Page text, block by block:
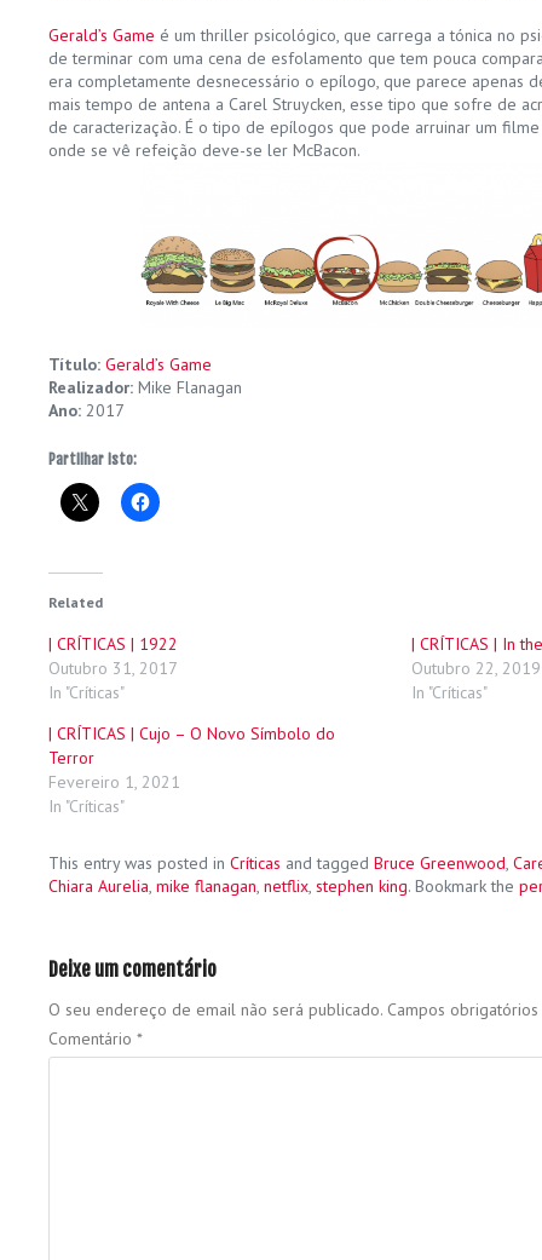
Gerald’s Game é um thriller psicológico, que carrega a tónica no
de terminar com uma cena de esfolamento que tem pouca
era completamente desnecessário o epílogo, que parece apenas
mais tempo de antena a Carel Struycken, esse tipo que sofre de
de caracterização. É o tipo de epílogos que pode arruinar um
onde se vê refeição deve-se ler McBacon.
Título: Gerald’s Game
Realizador: Mike Flanagan
Ano: 2017
Partilhar isto:
Related
| CRÍTICAS | 1922
Outubro 31, 2017
In "Críticas"
| CRÍTICAS | In
Outubro 22, 2019
In "Críticas"
| CRÍTICAS | Cujo – O Novo Símbolo do
Terror
Fevereiro 1, 2021
In "Críticas"
This entry was posted in Críticas and tagged Bruce Greenwood,
Chiara Aurelia, mike flanagan, netflix, stephen king. Bookmark the
Deixe um comentário
O seu endereço de email não será publicado. Campos
Comentário *